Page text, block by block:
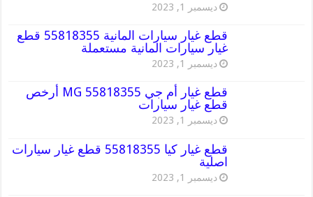
ديسمبر 1, 2023
قطع غيار سيارات المانية 55818355 قطع
غيار سيارات المانية مستعملة
ديسمبر 1, 2023
قطع غيار أم جي MG 55818355 أرخص
قطع غيار سيارات
ديسمبر 1, 2023
قطع غيار كيا 55818355 قطع غيار سيارات
اصلية
ديسمبر 1, 2023